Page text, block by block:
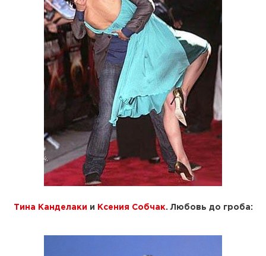
Тина Канделаки и Ксения Собчак. Любовь до гроба: